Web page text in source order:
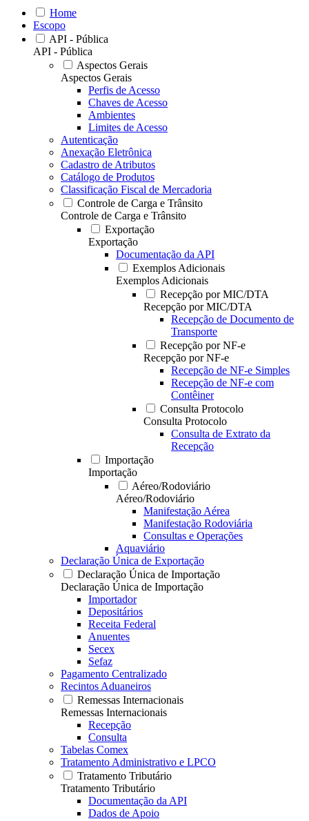
Home
Escopo
API - Pública
API - Pública
Aspectos Gerais
Aspectos Gerais
Perfis de Acesso
Chaves de Acesso
Ambientes
Limites de Acesso
Autenticação
Anexação Eletrônica
Cadastro de Atributos
Catálogo de Produtos
Classificação Fiscal de Mercadoria
Controle de Carga e Trânsito
Controle de Carga e Trânsito
Exportação
Exportação
Documentação da API
Exemplos Adicionais
Exemplos Adicionais
Recepção por MIC/DTA
Recepção por MIC/DTA
Recepção de Documento de
Transporte
Recepção por NF-e
Recepção por NF-e
Recepção de NF-e Simples
Recepção de NF-e com
Contêiner
Consulta Protocolo
Consulta Protocolo
Consulta de Extrato da
Recepção
Importação
Importação
Aéreo/Rodoviário
Aéreo/Rodoviário
Manifestação Aérea
Manifestação Rodoviária
Consultas e Operações
Aquaviário
Declaração Única de Exportação
Declaração Única de Importação
Declaração Única de Importação
Importador
Depositários
Receita Federal
Anuentes
Secex
Sefaz
Pagamento Centralizado
Recintos Aduaneiros
Remessas Internacionais
Remessas Internacionais
Recepção
Consulta
Tabelas Comex
Tratamento Administrativo e LPCO
Tratamento Tributário
Tratamento Tributário
Documentação da API
Dados de Apoio